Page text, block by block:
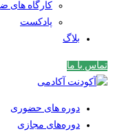
کارگاه های
پادکست
بلاگ
تماس با ما
دوره های حضوری
دوره‌های مجازی